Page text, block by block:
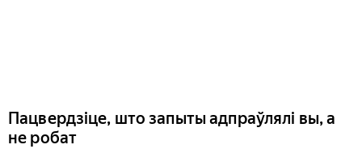
Пацвердзіце, што запыты адпраўлялі вы, а
не робат